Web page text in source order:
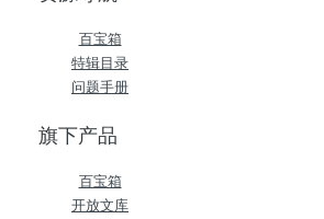
百宝箱
特辑目录
问题手册
旗下产品
百宝箱
开放文库